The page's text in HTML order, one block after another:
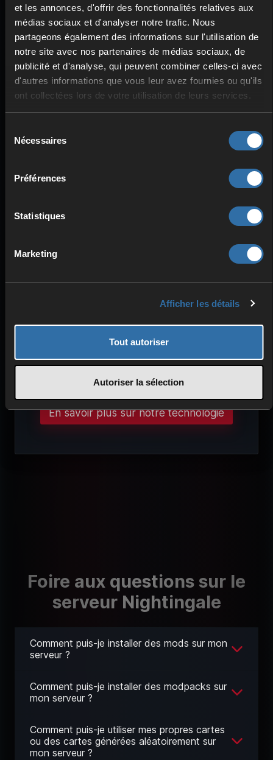
et les annonces, d'offrir des fonctionnalités relatives aux
médias sociaux et d'analyser notre trafic. Nous
partageons également des informations sur l'utilisation de
notre site avec nos partenaires de médias sociaux, de
publicité et d'analyse, qui peuvent combiner celles-ci avec
d'autres informations que vous leur avez fournies ou qu'ils
ont collectées lors de votre utilisation de leurs services.
Nécessaires
Préférences
Statistiques
Marketing
Afficher les détails
Tout autoriser
Autoriser la sélection
SÉCURITÉ & PROTECTION
Faible latence
En savoir plus sur notre technologie
Foire aux questions sur le
serveur Nightingale
Comment puis-je installer des mods sur mon
serveur ?
Comment puis-je installer des modpacks sur
mon serveur ?
Comment puis-je utiliser mes propres cartes
ou des cartes générées aléatoirement sur
mon serveur ?